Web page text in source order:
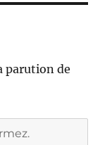
parution de